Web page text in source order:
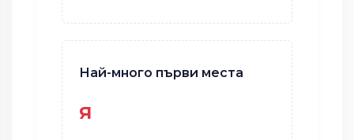
Най-много първи места
я